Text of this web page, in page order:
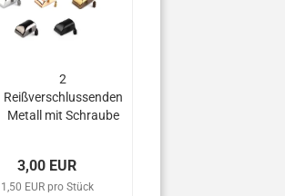
2
Reißverschlussenden
Metall mit Schraube
3,00 EUR
1,50 EUR pro Stück